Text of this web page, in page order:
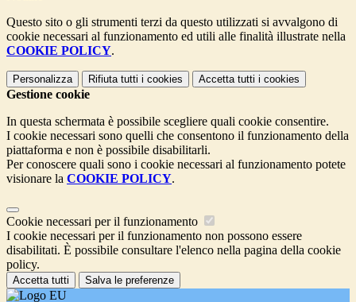
Questo sito o gli strumenti terzi da questo utilizzati si avvalgono di
cookie necessari al funzionamento ed utili alle finalità illustrate nella
COOKIE POLICY.
Personalizza Rifiuta tutti i cookies Accetta tutti i cookies
Gestione cookie
In questa schermata è possibile scegliere quali cookie consentire.
I cookie necessari sono quelli che consentono il funzionamento della
piattaforma e non è possibile disabilitarli.
Per conoscere quali sono i cookie necessari al funzionamento potete
visionare la COOKIE POLICY.
Cookie necessari per il funzionamento
I cookie necessari per il funzionamento non possono essere
disabilitati. È possibile consultare l'elenco nella pagina della cookie
policy.
Accetta tutti Salva le preferenze